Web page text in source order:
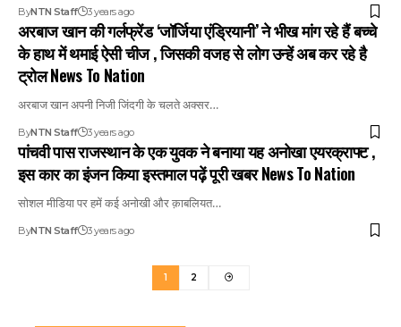
ByNTN Staff 3 years ago
अरबाज खान की गर्लफ्रेंड ‘जॉर्जिया एंड्रियानी’ ने भीख मांग रहे हैं बच्चे
के हाथ में थमाई ऐसी चीज , जिसकी वजह से लोग उन्हें अब कर रहे है
ट्रोल News To Nation
अरबाज खान अपनी निजी जिंदगी के चलते अक्सर…
ByNTN Staff 3 years ago
पांचवी पास राजस्थान के एक युवक ने बनाया यह अनोखा एयरक्राफ्ट ,
इस कार का इंजन किया इस्तमाल पढ़ें पूरी खबर News To Nation
सोशल मीडिया पर हमें कई अनोखी और क़ाबलियत…
ByNTN Staff 3 years ago
1 2